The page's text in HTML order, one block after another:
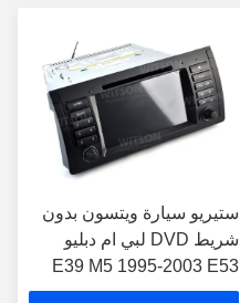
ستيريو سيارة ويتسون بدون
شريط DVD لبي ام دبليو
E39 M5 1995-2003 E53
X5 2000-2007